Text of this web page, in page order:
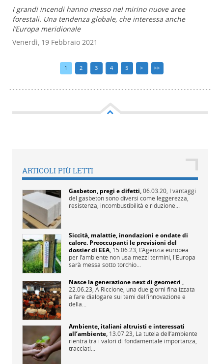
I grandi incendi hanno messo nel mirino nuove aree
forestali. Una tendenza globale, che interessa anche
l’Europa meridionale
Venerdì, 19 Febbraio 2021
1 2 3 4 5 > >>
ARTICOLI PIÙ LETTI
Gasbeton, pregi e difetti,06.03.20, I vantaggi
del gasbeton sono diversi come leggerezza,
resistenza, incombustibilità e riduzione...
Siccità, malattie, inondazioni e ondate di
calore. Preoccupanti le previsioni del
dossier di EEA, 15.06.23, L’Agenzia europea
per l’ambiente non usa mezzi termini, l'Europa
sarà messa sotto torchio...
Nasce la generazione next di geometri ,
22.06.23, A Riccione, una due giorni finalizzata
a fare dialogare sui temi dell’innovazione e
della...
Ambiente, italiani altruisti e interessati
all’ambiente, 13.07.23, La tutela dell’ambiente
rientra tra i valori di fondamentale importanza,
tracciati...